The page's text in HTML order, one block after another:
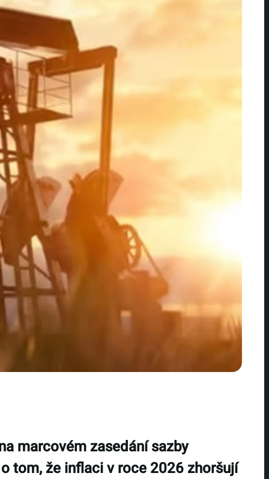
marcovém zasedání sazby
tom, že inflaci v roce 2026 zhoršují